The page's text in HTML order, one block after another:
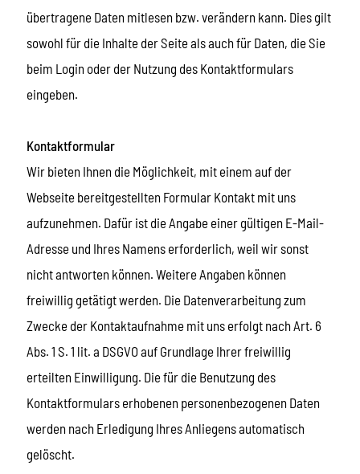
übertragene Daten mitlesen bzw. verändern kann. Dies gilt
sowohl für die Inhalte der Seite als auch für Daten, die Sie
beim Login oder der Nutzung des Kontaktformulars
eingeben.
Kontaktformular
Wir bieten Ihnen die Möglichkeit, mit einem auf der
Webseite bereitgestellten Formular Kontakt mit uns
aufzunehmen. Dafür ist die Angabe einer gültigen E-Mail-
Adresse und Ihres Namens erforderlich, weil wir sonst
nicht antworten können. Weitere Angaben können
freiwillig getätigt werden. Die Datenverarbeitung zum
Zwecke der Kontaktaufnahme mit uns erfolgt nach Art. 6
Abs. 1 S. 1 lit. a DSGVO auf Grundlage Ihrer freiwillig
erteilten Einwilligung. Die für die Benutzung des
Kontaktformulars erhobenen personenbezogenen Daten
werden nach Erledigung Ihres Anliegens automatisch
gelöscht.